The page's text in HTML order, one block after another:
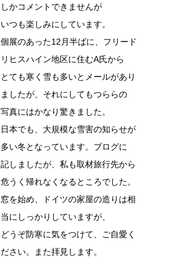
しかコメントできませんが
いつも楽しみにしています。
個展のあった12月半ばに、フリード
リヒスハイン地区に住むA氏から
とても寒く雪も多いとメールがあり
ましたが、それにしてもつららの
写真にはかなり驚きました。
日本でも、大規模な雪害の知らせが
多い冬となっています。ブログに
記しましたが、私も取材旅行先から
危うく帰れなくなるところでした。
窓を始め、ドイツの家屋の造りは相
当にしっかりしていますが、
どうぞ防寒に気をつけて、ご自愛く
ださい。また拝見します。